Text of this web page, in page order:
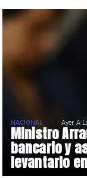
Ministro
bancario y
levantarlo
NACIONAL Ayer A